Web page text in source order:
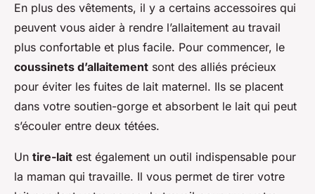
En plus des vêtements, il y a certains accessoires qui
peuvent vous aider à rendre l’allaitement au travail
plus confortable et plus facile. Pour commencer, le
coussinets d’allaitement sont des alliés précieux
pour éviter les fuites de lait maternel. Ils se placent
dans votre soutien-gorge et absorbent le lait qui peut
s’écouler entre deux tétées.
Un tire-lait est également un outil indispensable pour
la maman qui travaille. Il vous permet de tirer votre